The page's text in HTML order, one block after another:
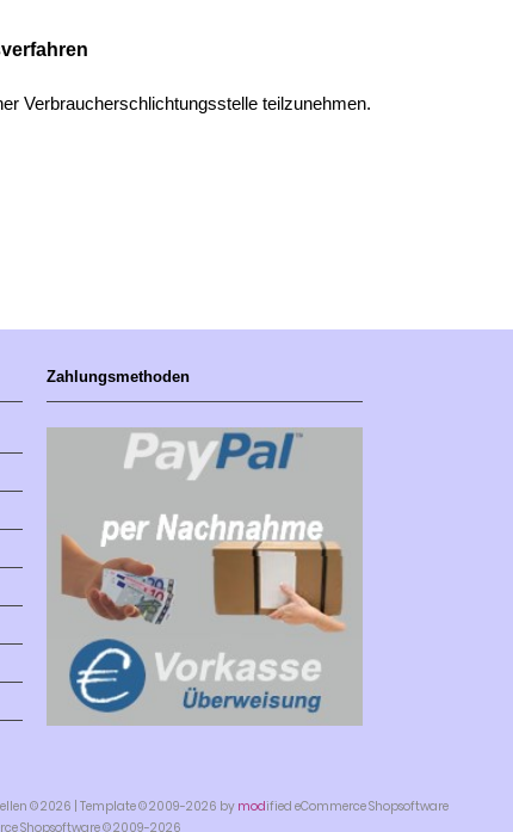
Verbraucherschlichtungsstelle teilzunehmen.
Zahlungsmethoden
© 2026 | Template © 2009-2026 by modified eCommerce Shopsoftware
Shopsoftware © 2009-2026